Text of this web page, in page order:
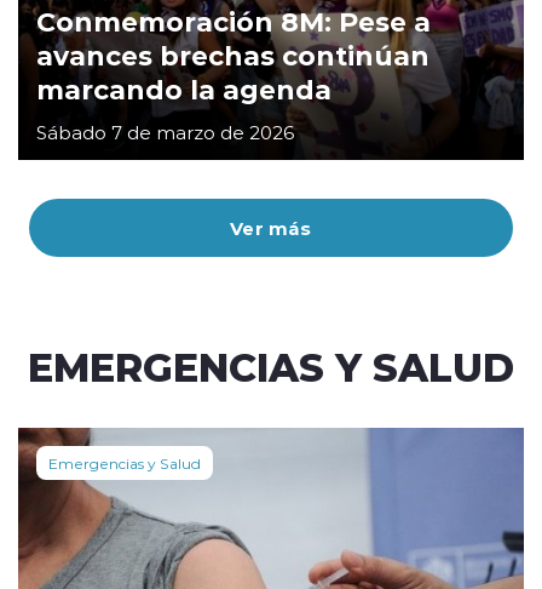
Ver más
Conmemoración 8M: Pese a
avances brechas continúan
marcando la agenda
Sábado 7 de marzo de 2026
EMERGENCIAS Y SALUD
Emergencias y Salud